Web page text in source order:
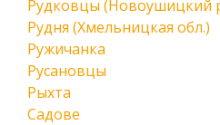
Рудковцы (Новоушицкий
Рудня (Хмельницкая обл.)
Ружичанка
Русановцы
Рыхта
Садове